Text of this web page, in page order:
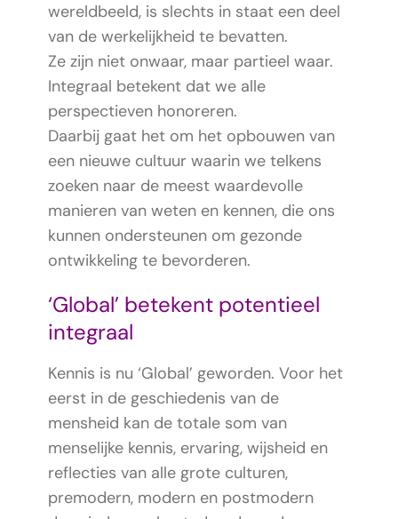
wereldbeeld, is slechts in staat een deel
van de werkelijkheid te bevatten.
Ze zijn niet onwaar, maar partieel waar.
Integraal betekent dat we alle
perspectieven honoreren.
Daarbij gaat het om het opbouwen van
een nieuwe cultuur waarin we telkens
zoeken naar de meest waardevolle
manieren van weten en kennen, die ons
kunnen ondersteunen om gezonde
ontwikkeling te bevorderen.
‘Global’ betekent potentieel
integraal
Kennis is nu ‘Global’ geworden. Voor het
eerst in de geschiedenis van de
mensheid kan de totale som van
menselijke kennis, ervaring, wijsheid en
reflecties van alle grote culturen,
premodern, modern en postmodern